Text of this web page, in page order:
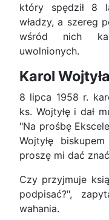
który spędził 8
władzy, a szereg
wśród nich
uwolnionych.
Karol
8 lipca 1958 r.
ks. Wojtyłę i dał
"Na prośbę
Wojtyłę
proszę mi dać
Czy przyjmuje
podpisać?",
wahania.